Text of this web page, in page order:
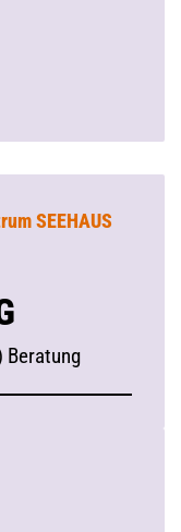
SEEHAUS
Beratung